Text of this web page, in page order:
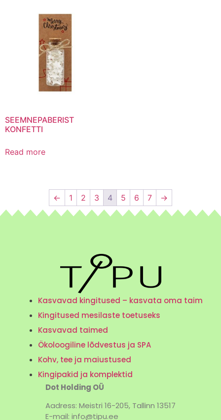
SEEMNEPABERIST
KONFETTI
Read more
← 1 2 3 4 5 6 7 →
Kasvavad kingitused – kasvata oma taim
Kingitused mesilaste toetuseks
Kasvavad taimed
Ökoloogiline lõdvestus ja SPA
Kohv, tee ja maiustused
Kingipakid ja komplektid
Dot Holding OÜ
Aadress: Meistri 16-205, Tallinn 13517
E-mail: info@tipu.ee